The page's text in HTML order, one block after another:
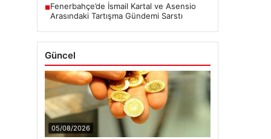
■Fenerbahçe’de İsmail Kartal ve Asensio
Arasındaki Tartışma Gündemi Sarstı
Güncel
05/08/2026